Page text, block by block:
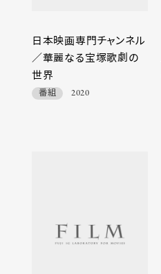
日本映画専門チャンネル
／華麗なる宝塚歌劇の
世界
番組 2020